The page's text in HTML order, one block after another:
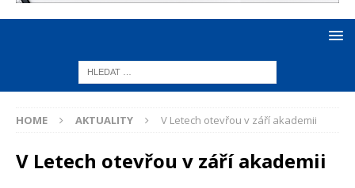
HOME AKTUALITY V Letech otevřou v září akademii
V Letech otevřou v září akademii